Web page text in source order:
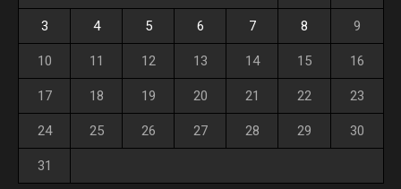
3 4 5 6 7 8 9
10 11 12 13 14 15 16
17 18 19 20 21 22 23
24 25 26 27 28 29 30
31